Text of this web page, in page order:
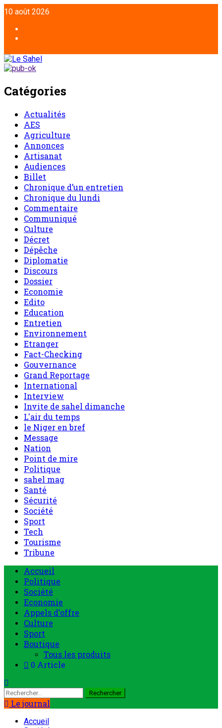
10 août 2026
Catégories
Actualités
AES
Agriculture
Annonces
Artisanat
Audiences
Billet
Chronique d’un entretien
Chronique du lundi
Commentaire
Communiqué
Culture
Décret
Dépêche
Diplomatie
Discours
Dossier
Economie
Edito
Education
Entretien
Environnement
Etranger
Fact-Checking
Gouvernance
Grand Reportage
International
Interview
Invite de sahel dimanche
L'air du temps
le Niger en bref
Message
Nation
Point de mire
Politique
sahel mag
Santé
Sécurité
Société
Sport
Tech
Tourisme
Tribune
Accueil
Politique
Société
Economie
Appels d’offre
Culture
Sport
Boutique
Tous les produits
0 Article
Le journal
Accueil